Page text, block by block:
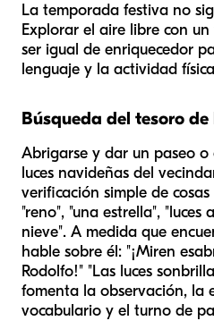
La temporada festiva no
Explorar el aire libre con
ser igual de enriquecedor
lenguaje y la actividad
Búsqueda del tesoro
Abrigarse y dar un paseo
luces navideñas del
verificación simple de
"reno", "una estrella", "luces
nieve". A medida que
hable sobre él: "¡Miren esa
Rodolfo!" "Las luces son
fomenta la observación, la
vocabulario y el turno de